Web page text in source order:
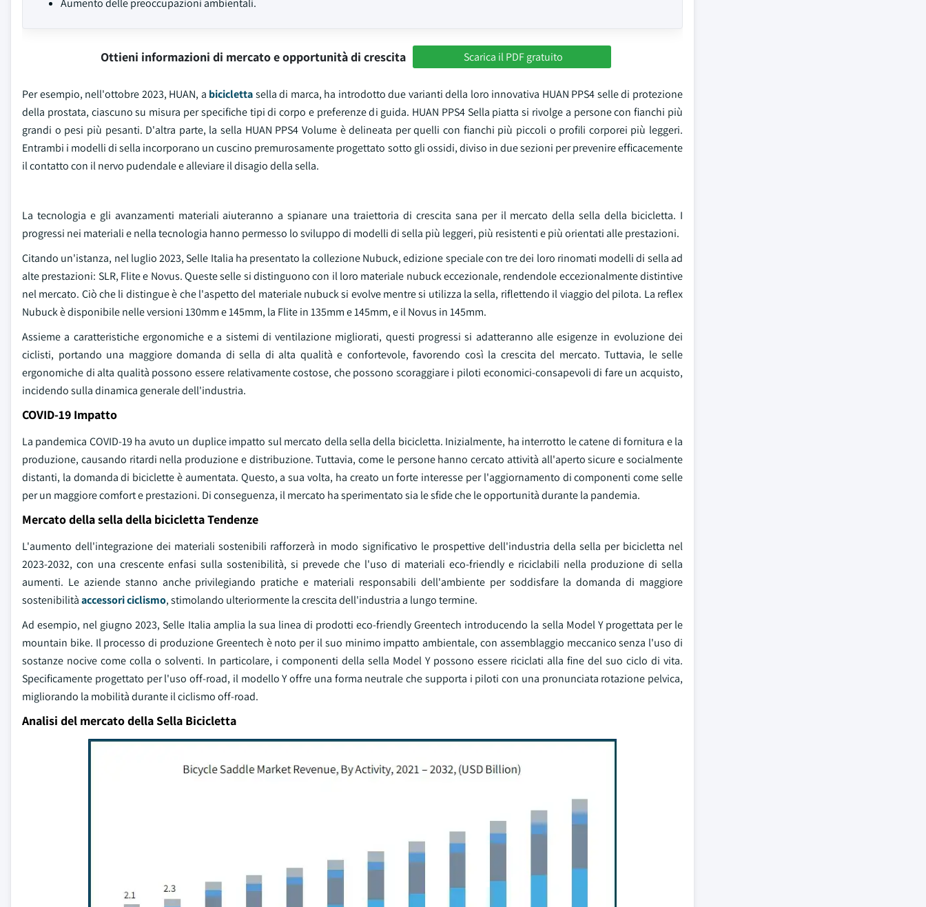
Aumento delle preoccupazioni ambientali.
Ottieni informazioni di mercato e opportunità di crescita Scarica il PDF gratuito
Per esempio, nell'ottobre 2023, HUAN, a biciclettasella di marca, ha introdotto due varianti della loro innovativa HUAN PPS4 selle di protezione
della prostata, ciascuno su misura per specifiche tipi di corpo e preferenze di guida. HUAN PPS4 Sella piatta si rivolge a persone con fianchi più
grandi o pesi più pesanti. D'altra parte, la sella HUAN PPS4 Volume è delineata per quelli con fianchi più piccoli o profili corporei più leggeri.
Entrambi i modelli di sella incorporano un cuscino premurosamente progettato sotto gli ossidi, diviso in due sezioni per prevenire efficacemente
il contatto con il nervo pudendale e alleviare il disagio della sella.
La tecnologia e gli avanzamenti materiali aiuteranno a spianare una traiettoria di crescita sana per il mercato della sella della bicicletta. I
progressi nei materiali e nella tecnologia hanno permesso lo sviluppo di modelli di sella più leggeri, più resistenti e più orientati alle prestazioni.
Citando un'istanza, nel luglio 2023, Selle Italia ha presentato la collezione Nubuck, edizione speciale con tre dei loro rinomati modelli di sella ad
alte prestazioni: SLR, Flite e Novus. Queste selle si distinguono con il loro materiale nubuck eccezionale, rendendole eccezionalmente distintive
nel mercato. Ciò che li distingue è che l'aspetto del materiale nubuck si evolve mentre si utilizza la sella, riflettendo il viaggio del pilota. La reflex
Nubuck è disponibile nelle versioni 130mm e 145mm, la Flite in 135mm e 145mm, e il Novus in 145mm.
Assieme a caratteristiche ergonomiche e a sistemi di ventilazione migliorati, questi progressi si adatteranno alle esigenze in evoluzione dei
ciclisti, portando una maggiore domanda di sella di alta qualità e confortevole, favorendo così la crescita del mercato. Tuttavia, le selle
ergonomiche di alta qualità possono essere relativamente costose, che possono scoraggiare i piloti economici-consapevoli di fare un acquisto,
incidendo sulla dinamica generale dell'industria.
COVID-19 Impatto
La pandemica COVID-19 ha avuto un duplice impatto sul mercato della sella della bicicletta. Inizialmente, ha interrotto le catene di fornitura e la
produzione, causando ritardi nella produzione e distribuzione. Tuttavia, come le persone hanno cercato attività all'aperto sicure e socialmente
distanti, la domanda di biciclette è aumentata. Questo, a sua volta, ha creato un forte interesse per l'aggiornamento di componenti come selle
per un maggiore comfort e prestazioni. Di conseguenza, il mercato ha sperimentato sia le sfide che le opportunità durante la pandemia.
Mercato della sella della bicicletta Tendenze
L'aumento dell'integrazione dei materiali sostenibili rafforzerà in modo significativo le prospettive dell'industria della sella per bicicletta nel
2023-2032, con una crescente enfasi sulla sostenibilità, si prevede che l'uso di materiali eco-friendly e riciclabili nella produzione di sella
aumenti. Le aziende stanno anche privilegiando pratiche e materiali responsabili dell'ambiente per soddisfare la domanda di maggiore
sostenibilitàaccessori ciclismo, stimolando ulteriormente la crescita dell'industria a lungo termine.
Ad esempio, nel giugno 2023, Selle Italia amplia la sua linea di prodotti eco-friendly Greentech introducendo la sella Model Y progettata per le
mountain bike. Il processo di produzione Greentech è noto per il suo minimo impatto ambientale, con assemblaggio meccanico senza l'uso di
sostanze nocive come colla o solventi. In particolare, i componenti della sella Model Y possono essere riciclati alla fine del suo ciclo di vita.
Specificamente progettato per l'uso off-road, il modello Y offre una forma neutrale che supporta i piloti con una pronunciata rotazione pelvica,
migliorando la mobilità durante il ciclismo off-road.
Analisi del mercato della Sella Bicicletta